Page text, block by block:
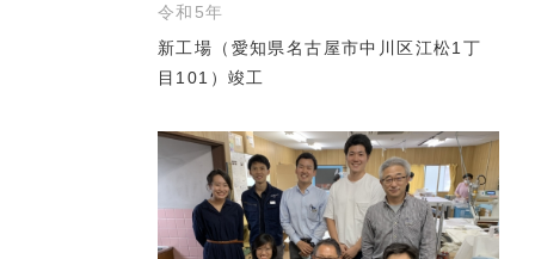
令和5年
新工場（愛知県名古屋市中川区江松1丁
目101）竣工